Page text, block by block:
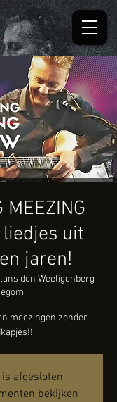
MEEZING
liedjes uit
jaren!
den Weeligenberg
meezingen zonder
afgesloten
bekijken